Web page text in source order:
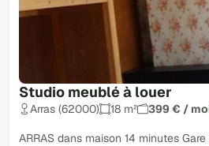
Studio meublé à louer
Arras (62000) 18 m² 399 € /
ARRAS dans maison 14 minutes